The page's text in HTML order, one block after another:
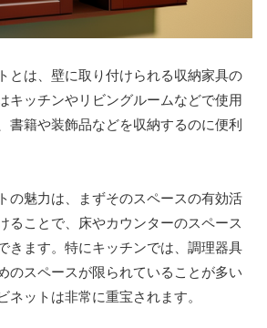
とは、壁に取り付けられる収納家具の
キッチンやリビングルームなどで使用
書籍や装飾品などを収納するのに便利
の魅力は、まずそのスペースの有効活
ることで、床やカウンターのスペース
きます。特にキッチンでは、調理器具
のスペースが限られていることが多い
ネットは非常に重宝されます。